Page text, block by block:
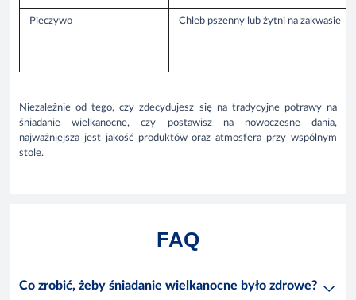
Pieczywo Chleb pszenny lub żytni na zakwasie
Niezależnie od tego, czy zdecydujesz się na tradycyjne potrawy na
śniadanie wielkanocne, czy postawisz na nowoczesne dania,
najważniejsza jest jakość produktów oraz atmosfera przy wspólnym
stole.
FAQ
Co zrobić, żeby śniadanie wielkanocne było zdrowe?